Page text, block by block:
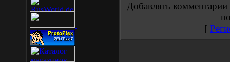
Добавлять
[